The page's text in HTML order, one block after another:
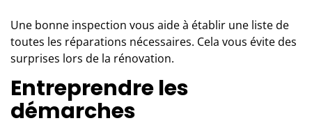
Une bonne inspection vous aide à établir une liste de
toutes les réparations nécessaires. Cela vous évite des
surprises lors de la rénovation.
Entreprendre les
démarches